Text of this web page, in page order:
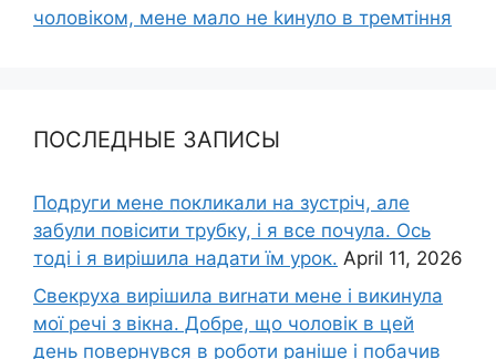
чоловіком, мене мало не kинуло в тремтіння
ПОСЛЕДНЫЕ ЗАПИСЫ
Подруги мене покликали на зустріч, але
забули повісити трубку, і я все почула. Ось
тоді і я вирішила надати їм урок. April 11, 2026
Свекруха вирішила виrнати мене і викинула
мої речі з вікна. Добре, що чоловік в цей
день повернувся в роботи раніше і побачив